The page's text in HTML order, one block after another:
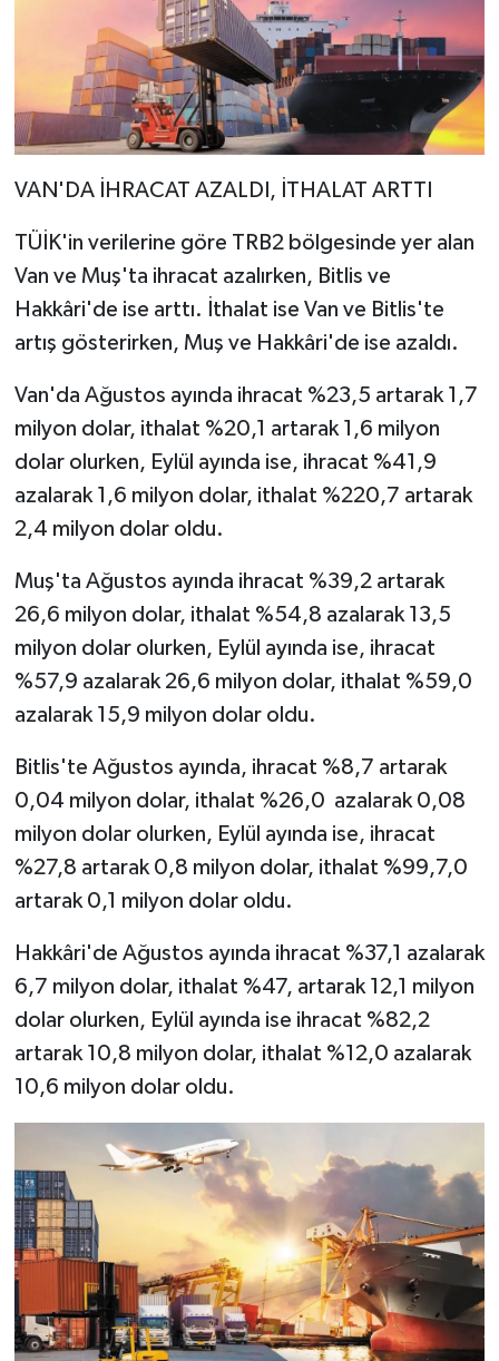
VAN'DA İHRACAT AZALDI, İTHALAT ARTTI
TÜİK'in verilerine göre TRB2 bölgesinde yer alan
Van ve Muş'ta ihracat azalırken, Bitlis ve
Hakkâri'de ise arttı. İthalat ise Van ve Bitlis'te
artış gösterirken, Muş ve Hakkâri'de ise azaldı.
Van'da Ağustos ayında ihracat %23,5 artarak 1,7
milyon dolar, ithalat %20,1 artarak 1,6 milyon
dolar olurken, Eylül ayında ise, ihracat %41,9
azalarak 1,6 milyon dolar, ithalat %220,7 artarak
2,4 milyon dolar oldu.
Muş'ta Ağustos ayında ihracat %39,2 artarak
26,6 milyon dolar, ithalat %54,8 azalarak 13,5
milyon dolar olurken, Eylül ayında ise, ihracat
%57,9 azalarak 26,6 milyon dolar, ithalat %59,0
azalarak 15,9 milyon dolar oldu.
Bitlis'te Ağustos ayında, ihracat %8,7 artarak
0,04 milyon dolar, ithalat %26,0 azalarak 0,08
milyon dolar olurken, Eylül ayında ise, ihracat
%27,8 artarak 0,8 milyon dolar, ithalat %99,7,0
artarak 0,1 milyon dolar oldu.
Hakkâri'de Ağustos ayında ihracat %37,1 azalarak
6,7 milyon dolar, ithalat %47, artarak 12,1 milyon
dolar olurken, Eylül ayında ise ihracat %82,2
artarak 10,8 milyon dolar, ithalat %12,0 azalarak
10,6 milyon dolar oldu.